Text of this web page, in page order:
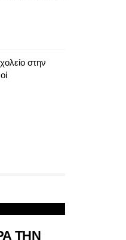
στην
ΤΗΝ